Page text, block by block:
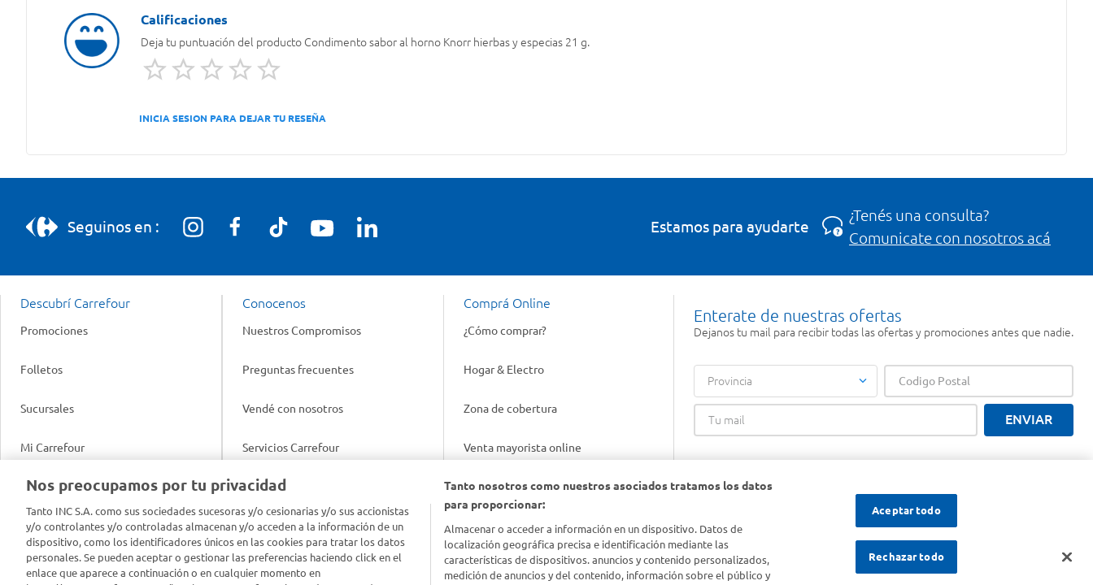
Deja tu puntuación del producto Condimento sabor al horno Knorr hierbas y especias 21 g.
INICIA SESION PARA DEJAR TU RESEÑA
Seguinos en : Estamos para ayudarte
¿Tenés una consulta?
Comunicate con nosotros acá
Descubrí Carrefour
Promociones
Folletos
Sucursales
Mi Carrefour
Productos Carrefour
Tarjeta Mi Carrefour
Panel Carrefour
Conocenos
Nuestros Compromisos
Preguntas frecuentes
Vendé con nosotros
Servicios Carrefour
Info útil
Tasas de interés
Contacto
Comprá Online
¿Cómo comprar?
Hogar & Electro
Zona de cobertura
Venta mayorista online
Gift cards empresariales
Enterate de nuestras ofertas
Dejanos tu mail para recibir todas las ofertas y promociones antes que nadie.
Provincia
ENVIAR
Nos preocupamos por tu privacidad
Tanto INC S.A. como sus sociedades sucesoras y/o cesionarias y/o sus accionistas
y/o controlantes y/o controladas almacenan y/o acceden a la información de un
dispositivo, como los identificadores únicos en las cookies para tratar los datos
personales. Se pueden aceptar o gestionar las preferencias haciendo click en el
enlace que aparece a continuación o en cualquier momento en
Tanto nosotros como nuestros asociados tratamos los datos
para proporcionar:
Almacenar o acceder a información en un dispositivo. Datos de
localización geográfica precisa e identificación mediante las
características de dispositivos. anuncios y contenido personalizados,
medición de anuncios y del contenido, información sobre el público y
Aceptar todo
Rechazar todo